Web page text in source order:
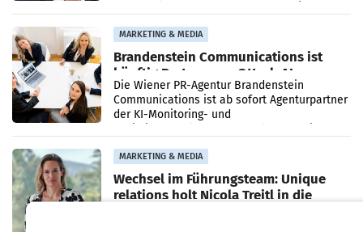
MARKETING & MEDIA
Brandenstein Communications ist
künftig Partner von OtterlyAI
Die Wiener PR-Agentur Brandenstein
Communications ist ab sofort Agenturpartner
der KI-Monitoring- und
MARKETING & MEDIA
Wechsel im Führungsteam: Unique
relations holt Nicola Treitl in die